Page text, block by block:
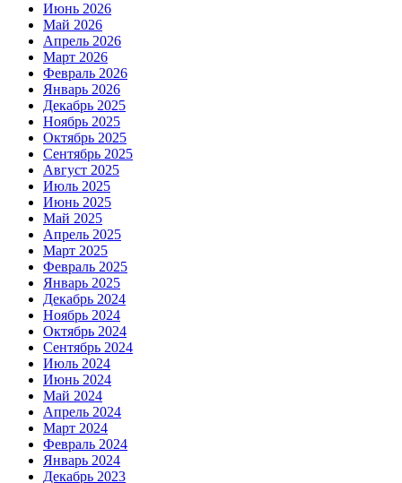
Июнь 2026
Май 2026
Апрель 2026
Март 2026
Февраль 2026
Январь 2026
Декабрь 2025
Ноябрь 2025
Октябрь 2025
Сентябрь 2025
Август 2025
Июль 2025
Июнь 2025
Май 2025
Апрель 2025
Март 2025
Февраль 2025
Январь 2025
Декабрь 2024
Ноябрь 2024
Октябрь 2024
Сентябрь 2024
Июль 2024
Июнь 2024
Май 2024
Апрель 2024
Март 2024
Февраль 2024
Январь 2024
Декабрь 2023